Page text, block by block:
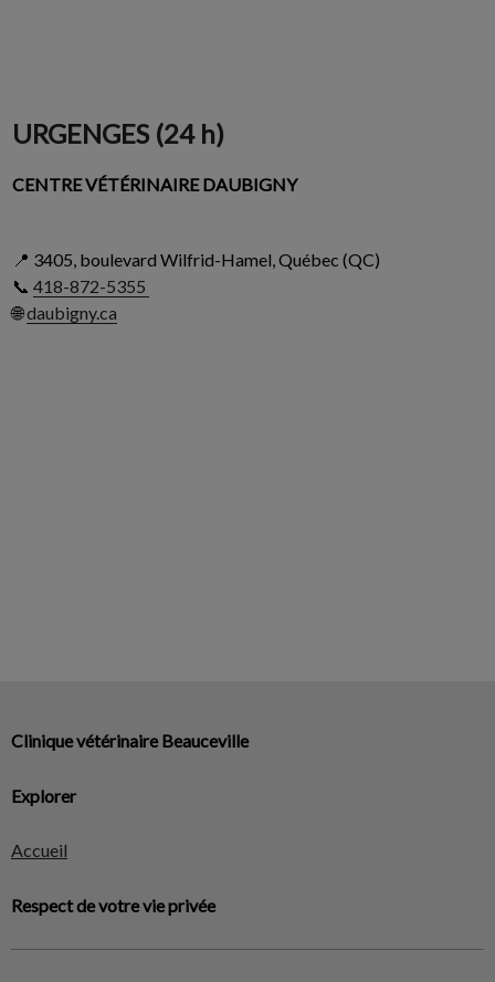
URGENGES (24 h)
CENTRE VÉTÉRINAIRE DAUBIGNY
📍 3405, boulevard Wilfrid-Hamel, Québec (QC)
📞 418-872-5355
🌐daubigny.ca
Explorer
Accueil
Respect de votre vie privée
Clinique vétérinaire Beauceville